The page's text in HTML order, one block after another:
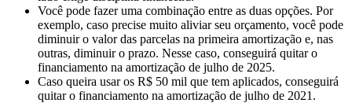
Você pode fazer uma combinação entre as duas opções. Por
exemplo, caso precise muito aliviar seu orçamento, você pode
diminuir o valor das parcelas na primeira amortização e, nas
outras, diminuir o prazo. Nesse caso, conseguirá quitar o
financiamento na amortização de julho de 2025.
Caso queira usar os R$ 50 mil que tem aplicados, conseguirá
quitar o financiamento na amortização de julho de 2021.